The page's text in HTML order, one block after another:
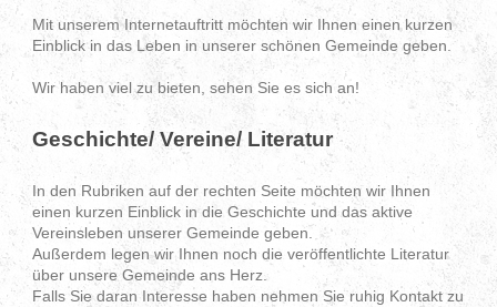
Mit unserem Internetauftritt möchten wir Ihnen einen kurzen
Einblick in das Leben in unserer schönen Gemeinde geben.
Wir haben viel zu bieten, sehen Sie es sich an!
Geschichte/ Vereine/ Literatur
In den Rubriken auf der rechten Seite möchten wir Ihnen
einen kurzen Einblick in die Geschichte und das aktive
Vereinsleben unserer Gemeinde geben.
Außerdem legen wir Ihnen noch die veröffentlichte Literatur
über unsere Gemeinde ans Herz.
Falls Sie daran Interesse haben nehmen Sie ruhig Kontakt zu